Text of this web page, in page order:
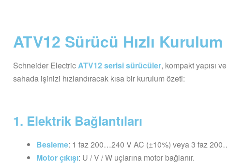
ATV12 Sürücü Hızlı Kurulum
Schneider ElectricATV12 serisi sürücüler, kompakt yapısı
sahada işinizi hızlandıracak kısa bir kurulum özeti:
1. Elektrik Bağlantıları
Besleme: 1 faz 200…240 V AC (±10%) veya 3 faz
Motor çıkışı: U / V / W uçlarına motor bağlanır.